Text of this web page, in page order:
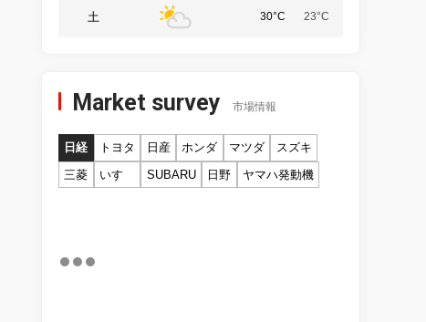
土 30°C 23°C
Market survey 市場情報
日経 トヨタ 日産 ホンダ マツダ
スズキ
三菱
いすゞ SUBARU 日野 ヤマハ発動機